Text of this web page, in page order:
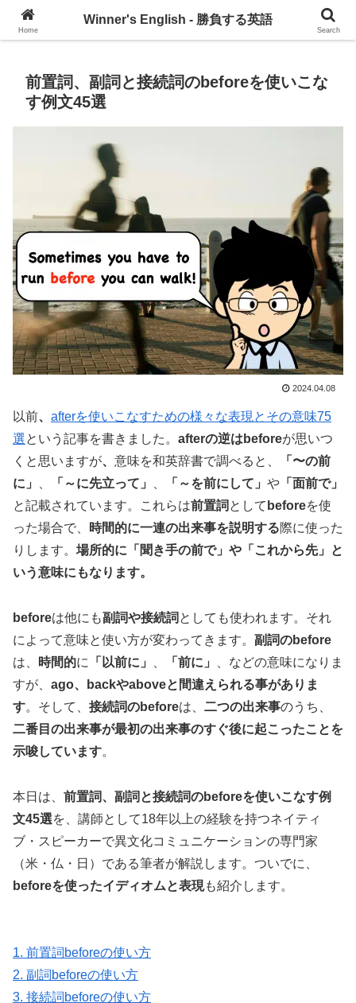
グローバル・コミュニケーションを習慣づけるブログ
前置詞、副詞と接続詞のbeforeを使いこな
す例文45選
2024.04.08
以前、 afterを使いこなすための様々な表現とその意味75
選という記事を書きました。 afterの逆はbeforeが思いつ
くと思いますが、 意味を和英辞書で調べると、
「〜の前
に」
「～に先立って」 「～を前にして」 や 「面前で」
と記載されています。これらは前置詞 として beforeを使
った場合で、
時間的に一連の出来事を説明する際に使った
りします。 場所的に「聞き手の前で」や「これから先」と
いう意味にもなります。
beforeは他にも副詞や接続詞 としても使われます。それ
によって意味と使い方が変わってきます。 副詞のbefore
は、
時間的に 「以前に」 「前に」
、などの意味になりま
すが、 ago、backやaboveと間違えられる事がありま
す。そして、 接続詞のbeforeは、 二つの出来事のうち、
二番目の出来事が最初の出来事のすぐ後に起こったことを
示唆しています。
本日は、 前置詞、副詞と接続詞のbeforeを使いこなす例
文45選を、講師として18年以上の経験を持つネイティ
ブ・スピーカーで異文化コミュニケーションの専門家
（米・仏・日）である筆者が解説します。ついでに、
beforeを使ったイディオムと表現も紹介します。
1. 前置詞beforeの使い方
2. 副詞beforeの使い方
3. 接続詞beforeの使い方
Home
Winner's English - 勝負する英語
Search